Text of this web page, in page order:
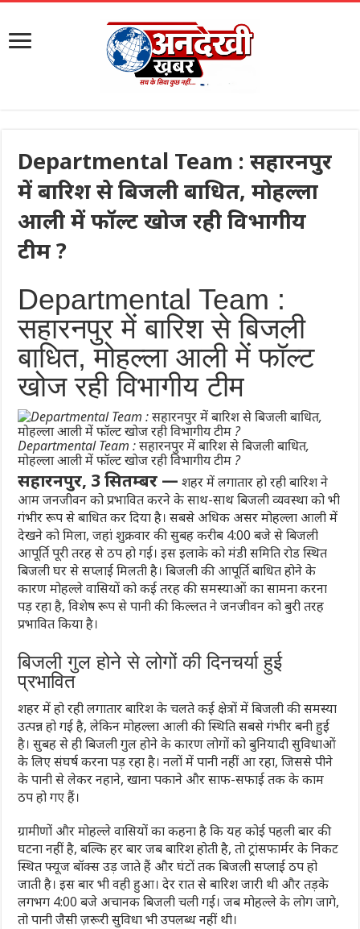
Departmental Team : सहारनपुर
में बारिश से बिजली बाधित, मोहल्ला
आली में फॉल्ट खोज रही विभागीय
टीम ?
Departmental Team :
सहारनपुर में बारिश से बिजली
बाधित, मोहल्ला आली में फॉल्ट
खोज रही विभागीय टीम
Departmental Team : सहारनपुर में बारिश से बिजली बाधित,
मोहल्ला आली में फॉल्ट खोज रही विभागीय टीम ?
सहारनपुर, 3 सितम्बर — शहर में लगातार हो रही बारिश ने
आम जनजीवन को प्रभावित करने के साथ-साथ बिजली व्यवस्था को भी
गंभीर रूप से बाधित कर दिया है। सबसे अधिक असर मोहल्ला आली में
देखने को मिला, जहां शुक्रवार की सुबह करीब 4:00 बजे से बिजली
आपूर्ति पूरी तरह से ठप हो गई। इस इलाके को मंडी समिति रोड स्थित
बिजली घर से सप्लाई मिलती है। बिजली की आपूर्ति बाधित होने के
कारण मोहल्ले वासियों को कई तरह की समस्याओं का सामना करना
पड़ रहा है, विशेष रूप से पानी की किल्लत ने जनजीवन को बुरी तरह
प्रभावित किया है।
बिजली गुल होने से लोगों की दिनचर्या हुई
प्रभावित
शहर में हो रही लगातार बारिश के चलते कई क्षेत्रों में बिजली की समस्या
उत्पन्न हो गई है, लेकिन मोहल्ला आली की स्थिति सबसे गंभीर बनी हुई
है। सुबह से ही बिजली गुल होने के कारण लोगों को बुनियादी सुविधाओं
के लिए संघर्ष करना पड़ रहा है। नलों में पानी नहीं आ रहा, जिससे पीने
के पानी से लेकर नहाने, खाना पकाने और साफ-सफाई तक के काम
ठप हो गए हैं।
ग्रामीणों और मोहल्ले वासियों का कहना है कि यह कोई पहली बार की
घटना नहीं है, बल्कि हर बार जब बारिश होती है, तो ट्रांसफार्मर के निकट
स्थित फ्यूज बॉक्स उड़ जाते हैं और घंटों तक बिजली सप्लाई ठप हो
जाती है। इस बार भी वही हुआ। देर रात से बारिश जारी थी और तड़के
लगभग 4:00 बजे अचानक बिजली चली गई। जब मोहल्ले के लोग जागे,
तो पानी जैसी ज़रूरी सुविधा भी उपलब्ध नहीं थी।